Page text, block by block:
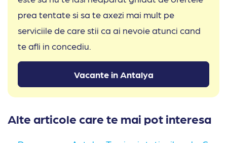
prea tentate si sa te axezi mai mult pe
serviciile de care stii ca ai nevoie atunci cand
te afli in concediu.
Vacante in Antalya
Alte articole care te mai pot interesa